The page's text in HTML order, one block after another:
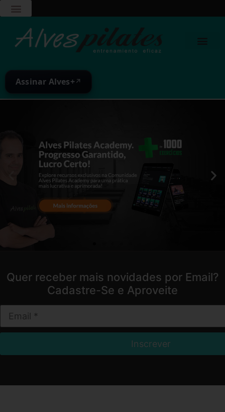
Assinar Alves+ ↗
Quer receber mais novidades por Email?
Cadastre-Se e Aproveite